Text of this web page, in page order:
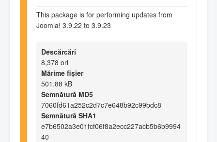
This package is for performing updates from
Joomla! 3.9.22 to 3.9.23
Descărcări
8,378 ori
Mărime fișier
501.88 kB
Semnătură MD5
7060fd61a252c2d7c7e648b92c99bdc8
Semnătură SHA1
e7b6502a3e01fcf06f8a2ecc227acb5b6b9994
40